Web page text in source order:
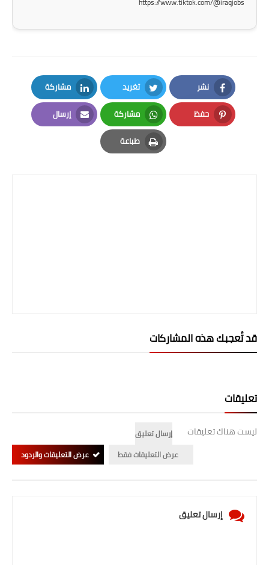
المرحلة المتوسطة
المرحلة الاعدادية
دروس
نتائج القبول المركزي
نشر
Facebook
تغريد
Twitter
مشاركة
LinkedIn
حفظ
Pinterest
مشاركة
Whatsapp
إرسال
Email
طباعة
Print
قد تُعجبك هذه المشاركات
تعليقات
ليست هناك تعليقات
إرسال تعليق
عرض التعليقات فقط
عرض التعليقات والردود
إرسال تعليق